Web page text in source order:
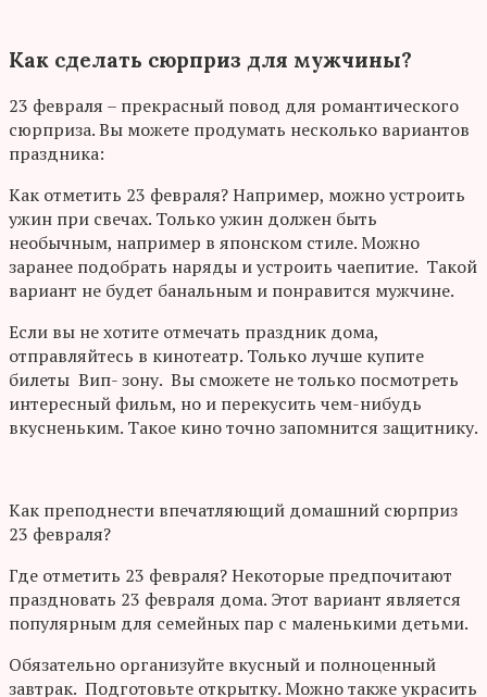
Как сделать сюрприз для мужчины?
23 февраля – прекрасный повод для романтического
сюрприза. Вы можете продумать несколько вариантов
праздника:
Как отметить 23 февраля? Например, можно устроить
ужин при свечах. Только ужин должен быть
необычным, например в японском стиле. Можно
заранее подобрать наряды и устроить чаепитие. Такой
вариант не будет банальным и понравится мужчине.
Если вы не хотите отмечать праздник дома,
отправляйтесь в кинотеатр. Только лучше купите
билеты Вип- зону. Вы сможете не только посмотреть
интересный фильм, но и перекусить чем-нибудь
вкусненьким. Такое кино точно запомнится защитнику.
Как преподнести впечатляющий домашний сюрприз
23 февраля?
Где отметить 23 февраля? Некоторые предпочитают
праздновать 23 февраля дома. Этот вариант является
популярным для семейных пар с маленькими детьми.
Обязательно организуйте вкусный и полноценный
завтрак. Подготовьте открытку. Можно также украсить